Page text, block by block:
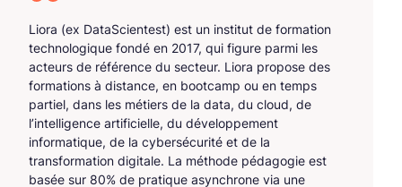
Liora (ex DataScientest) est un institut de formation
technologique fondé en 2017, qui figure parmi les
acteurs de référence du secteur. Liora propose des
formations à distance, en bootcamp ou en temps
partiel, dans les métiers de la data, du cloud, de
l’intelligence artificielle, du développement
informatique, de la cybersécurité et de la
transformation digitale. La méthode pédagogie est
basée sur 80% de pratique asynchrone via une